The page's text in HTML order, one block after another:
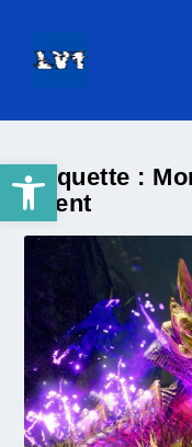
Ouvrir la barre d’outilsÉtiquette :
Event